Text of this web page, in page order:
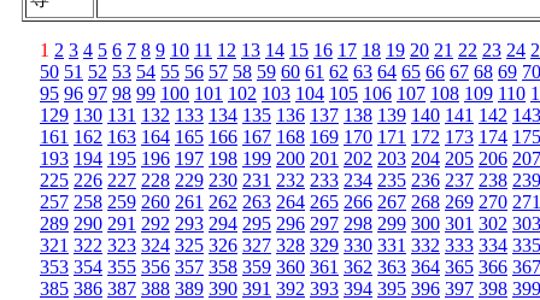
1 2 3 4 5 6 7 8 9 10 11 12 13 14 15 16 17 18 19 20 21 22 23 24
50 51 52 53 54 55 56 57 58 59 60 61 62 63 64 65 66 67 68 69 70
95 96 97 98 99 100 101 102 103 104 105 106 107 108 109 110
129 130 131 132 133 134 135 136 137 138 139 140 141 142 143
161 162 163 164 165 166 167 168 169 170 171 172 173 174 175
193 194 195 196 197 198 199 200 201 202 203 204 205 206 207
225 226 227 228 229 230 231 232 233 234 235 236 237 238 239
257 258 259 260 261 262 263 264 265 266 267 268 269 270 271
289 290 291 292 293 294 295 296 297 298 299 300 301 302 303
321 322 323 324 325 326 327 328 329 330 331 332 333 334 335
353 354 355 356 357 358 359 360 361 362 363 364 365 366 367
385 386 387 388 389 390 391 392 393 394 395 396 397 398 399